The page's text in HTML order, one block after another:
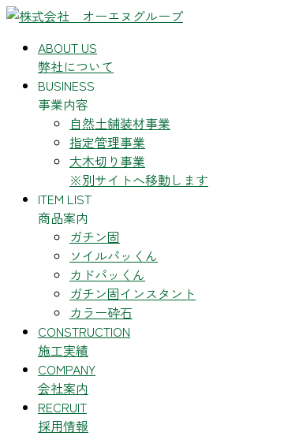
コ
ナ
ABOUT US
弊社について
BUSINESS
事業内容
自然土舗装材事業
指定管理事業
大木切り事業
※別サイトへ移動します
ITEM LIST
商品案内
ガチン固
ソイルパッくん
カドパッくん
ガチン固インスタント
カラー砕石
CONSTRUCTION
施工実績
COMPANY
会社案内
RECRUIT
採用情報